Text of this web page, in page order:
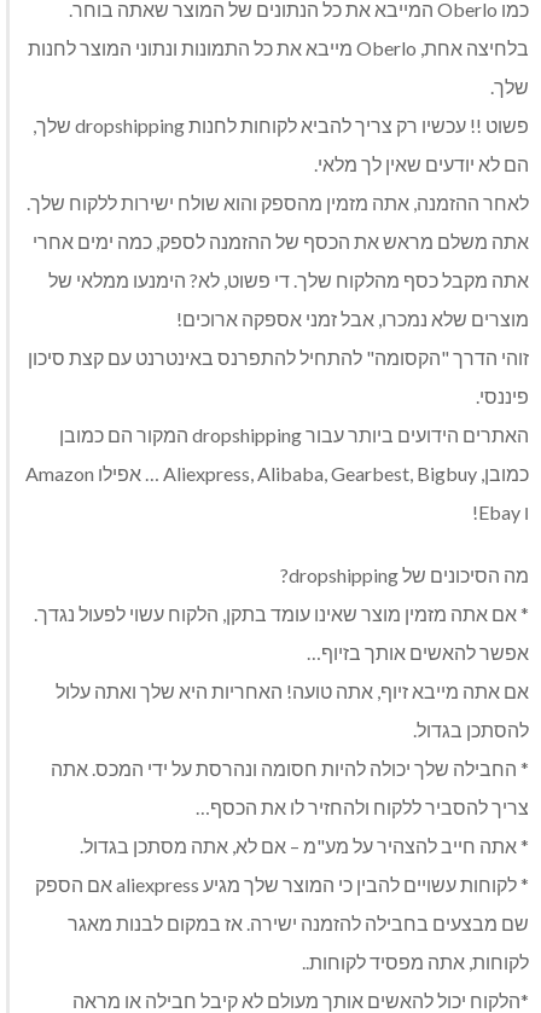
כמו Oberlo המייבא את כל הנתונים של המוצר שאתה בוחר.
בלחיצה אחת, Oberlo מייבא את כל התמונות ונתוני המוצר לחנות
שלך.
פשוט !! עכשיו רק צריך להביא לקוחות לחנות dropshipping שלך,
הם לא יודעים שאין לך מלאי.
לאחר ההזמנה, אתה מזמין מהספק והוא שולח ישירות ללקוח שלך.
אתה משלם מראש את הכסף של ההזמנה לספק, כמה ימים אחרי
אתה מקבל כסף מהלקוח שלך. די פשוט, לא? הימנעו ממלאי של
מוצרים שלא נמכרו, אבל זמני אספקה ​​ארוכים!
זוהי הדרך "הקסומה" להתחיל להתפרנס באינטרנט עם קצת סיכון
פיננסי.
האתרים הידועים ביותר עבור dropshipping המקור הם כמובן
כמובן, Aliexpress, Alibaba, Gearbest, Bigbuy … אפילו Amazon
ו Ebay!
מה הסיכונים של dropshipping?
* אם אתה מזמין מוצר שאינו עומד בתקן, הלקוח עשוי לפעול נגדך.
אפשר להאשים אותך בזיוף…
אם אתה מייבא זיוף, אתה טועה! האחריות היא שלך ואתה עלול
להסתכן בגדול.
* החבילה שלך יכולה להיות חסומה ונהרסת על ידי המכס. אתה
צריך להסביר ללקוח ולהחזיר לו את הכסף…
* אתה חייב להצהיר על מע"מ – אם לא, אתה מסתכן בגדול.
* לקוחות עשויים להבין כי המוצר שלך מגיע aliexpress אם הספק
שם מבצעים בחבילה להזמנה ישירה. אז במקום לבנות מאגר
לקוחות, אתה מפסיד לקוחות..
*הלקוח יכול להאשים אותך מעולם לא קיבל חבילה או מראה